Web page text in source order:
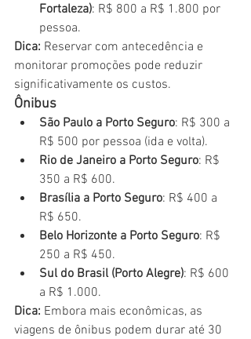
Fortaleza): R$ 800 a R$ 1.800 por
pessoa.
Dica: Reservar com antecedência e
monitorar promoções pode reduzir
significativamente os custos.
Ônibus
São Paulo a Porto Seguro: R$ 300 a
R$ 500 por pessoa (ida e volta).
Rio de Janeiro a Porto Seguro: R$
350 a R$ 600.
Brasília a Porto Seguro: R$ 400 a
R$ 650.
Belo Horizonte a Porto Seguro: R$
250 a R$ 450.
Sul do Brasil (Porto Alegre): R$ 600
a R$ 1.000.
Dica: Embora mais econômicas, as
viagens de ônibus podem durar até 30